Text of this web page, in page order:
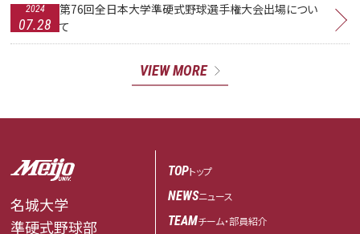
2024
07.28
第76回全日本大学準硬式野球選手権大会出場につい
て
VIEW MORE
名城大学
準硬式野球部
TOPトップ
NEWSニュース
TEAMチーム・部員紹介